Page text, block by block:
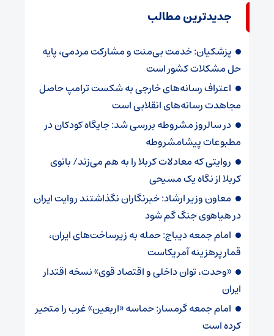
جدیدترین مطالب
پزشکیان: خدمت بی‌منت و مشارکت مردمی، پایه
حل مشکلات کشور است
اعتراف رسانه‌های خارجی به شکست ترامپ حاصل
مجاهدت رسانه‌های انقلابی است
در سالروز مشروطه بررسی شد: جایگاه کودکان در
مطبوعات پیشامشروطه
روایتی که معادلات کربلا را به هم می‌زند/ بانوی
کربلا از نگاه یک مسیحی
معاون وزیر ارشاد: خبرنگاران نگذاشتند روایت ایران
در هیاهوی جنگ گم شود
امام جمعه دیباج: حمله به زیرساخت‌های ایران،
قمار پرهزینه آمریکاست
«وحدت، توان داخلی و اقتصاد قوی» نسخه اقتدار
ایران
امام جمعه گرمسار: حماسه «اربعین» غرب را متحیر
کرده است